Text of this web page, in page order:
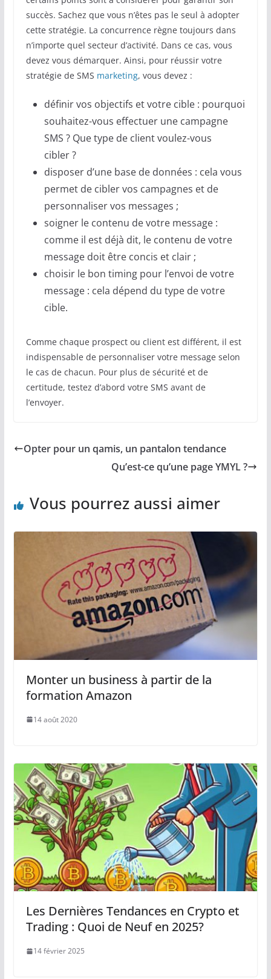
succès. Sachez que vous n’êtes pas le seul à adopter
cette stratégie. La concurrence règne toujours dans
n’importe quel secteur d’activité. Dans ce cas, vous
devez vous démarquer. Ainsi, pour réussir votre
stratégie de SMS marketing, vous devez :
définir vos objectifs et votre cible : pourquoi
souhaitez-vous effectuer une campagne
SMS ? Que type de client voulez-vous
cibler ?
disposer d’une base de données : cela vous
permet de cibler vos campagnes et de
personnaliser vos messages ;
soigner le contenu de votre message :
comme il est déjà dit, le contenu de votre
message doit être concis et clair ;
choisir le bon timing pour l’envoi de votre
message : cela dépend du type de votre
cible.
Comme chaque prospect ou client est différent, il est
indispensable de personnaliser votre message selon
le cas de chacun. Pour plus de sécurité et de
certitude, testez d’abord votre SMS avant de
l’envoyer.
Opter pour un qamis, un pantalon tendance
Qu’est-ce qu’une page YMYL ?
Vous pourrez aussi aimer
Monter un business à partir de la
formation Amazon
14 août 2020
Les Dernières Tendances en Crypto et
Trading : Quoi de Neuf en 2025?
14 février 2025